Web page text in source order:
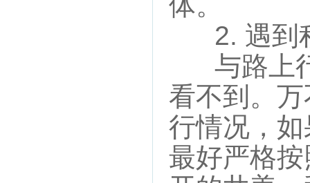
2. 遇到
与路上行
看不到。
行情况，
最好严格